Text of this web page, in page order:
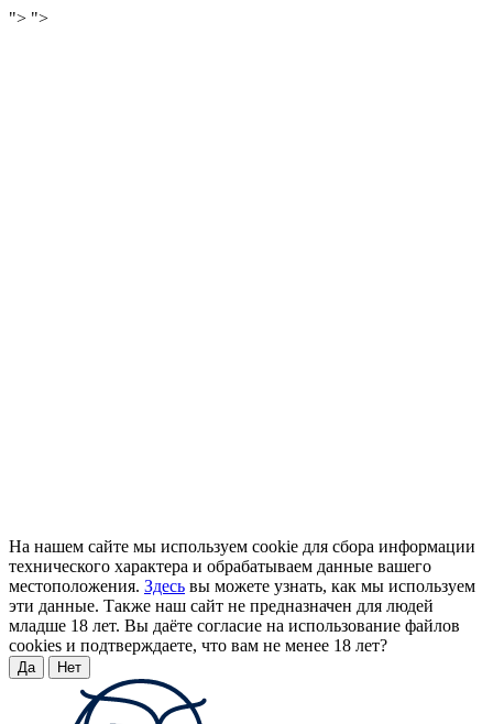
"> ">
На нашем сайте мы используем cookie для сбора информации
технического характера и обрабатываем данные вашего
местоположения. Здесь вы можете узнать, как мы используем
эти данные. Также наш сайт не предназначен для людей
младше 18 лет. Вы даёте согласие на использование файлов
cookies и подтверждаете, что вам не менее 18 лет?
Да Нет